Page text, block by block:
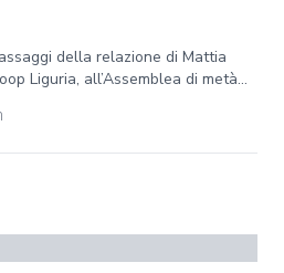
della relazione di Mattia
Liguria, all’Assemblea di metà...